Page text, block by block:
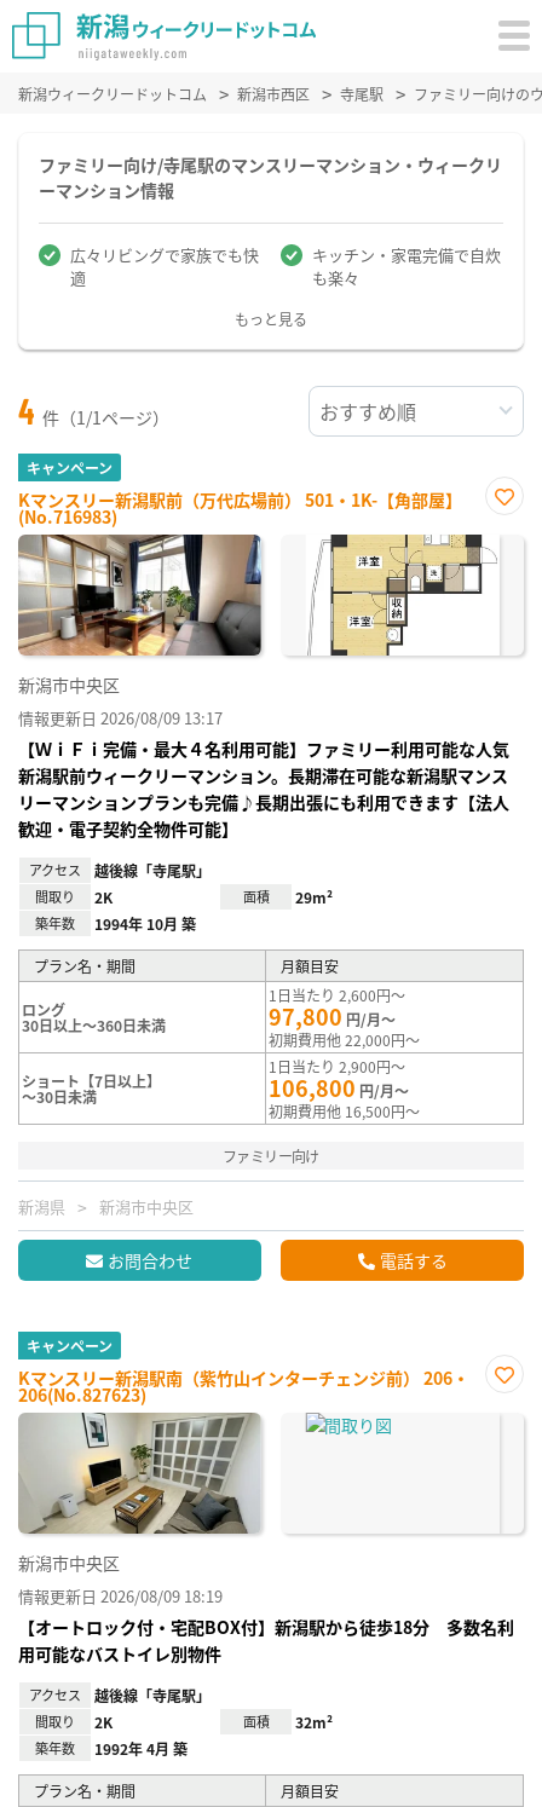
新潟ウィークリードットコム 新潟市西区 寺尾駅 ファミリー向けの
ファミリー向け/寺尾駅のマンスリーマンション・ウィークリ
ーマンション情報
広々リビングで家族でも快
適
キッチン・家電完備で自炊
も楽々
もっと見る
4 件（1/1ページ）
キャンペーン
Kマンスリー新潟駅前（万代広場前） 501・1K-【角部屋】
(No.716983)
に入
り登
新潟市中央区
情報更新日 2026/08/09 13:17
【ＷｉＦｉ完備・最大４名利用可能】ファミリー利用可能な人気
新潟駅前ウィークリーマンション。長期滞在可能な新潟駅マンス
リーマンションプランも完備♪長期出張にも利用できます【法人
歓迎・電子契約全物件可能】
アクセス 越後線「寺尾駅」
間取り 2K 面積 29m²
築年数 1994年 10月 築
プラン名・期間 月額目安
ロング
30日以上～360日未満
1日当たり 2,600円～
97,800 円/月～
初期費用他 22,000円～
ショート【7日以上】
～30日未満
1日当たり 2,900円～
106,800 円/月～
初期費用他 16,500円～
ファミリー向け
新潟県 新潟市中央区
お問合わせ 電話する
キャンペーン
Kマンスリー新潟駅南（紫竹山インターチェンジ前） 206・
206(No.827623)
に入
新潟市中央区
情報更新日 2026/08/09 18:19
【オートロック付・宅配BOX付】新潟駅から徒歩18分 多数名利
用可能なバストイレ別物件
アクセス 越後線「寺尾駅」
間取り 2K 面積 32m²
築年数 1992年 4月 築
プラン名・期間 月額目安